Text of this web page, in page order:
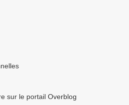
sur le portail Overblog